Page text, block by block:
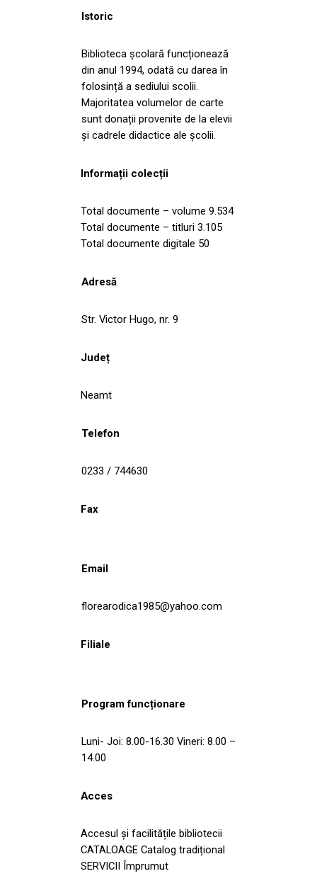
Istoric
Biblioteca școlară funcționează
din anul 1994, odată cu darea în
folosință a sediului scolii.
Majoritatea volumelor de carte
sunt donații provenite de la elevii
și cadrele didactice ale școlii.
Informații colecții
Total documente – volume 9.534
Total documente – titluri 3.105
Total documente digitale 50
Adresă
Str. Victor Hugo, nr. 9
Județ
Neamt
Telefon
0233 / 744630
Fax
Email
florearodica1985@yahoo.com
Filiale
Program funcționare
Luni- Joi: 8.00-16.30 Vineri: 8.00 –
14.00
Acces
Accesul și facilitățile bibliotecii
CATALOAGE Catalog tradițional
SERVICII Împrumut